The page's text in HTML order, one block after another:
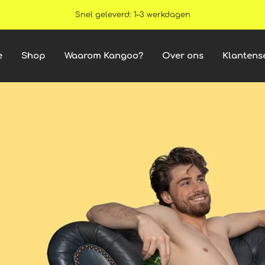
Gratis verzending vanaf €69
Shop Waarom Kangoo? Over ons